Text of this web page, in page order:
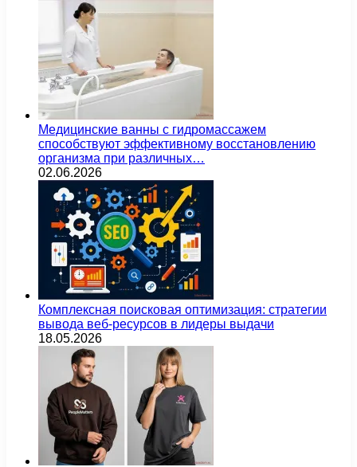
Медицинские ванны с гидромассажем
способствуют эффективному восстановлению
организма при различных…
02.06.2026
Комплексная поисковая оптимизация: стратегии
вывода веб-ресурсов в лидеры выдачи
18.05.2026